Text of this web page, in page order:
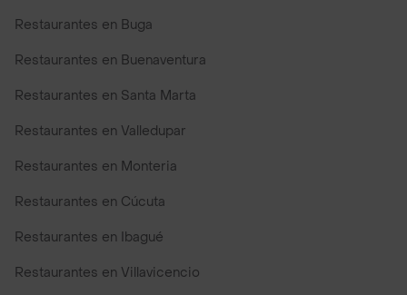
Restaurantes en Buga
Restaurantes en Buenaventura
Restaurantes en Santa Marta
Restaurantes en Valledupar
Restaurantes en Monteria
Restaurantes en Cúcuta
Restaurantes en Ibagué
Restaurantes en Villavicencio